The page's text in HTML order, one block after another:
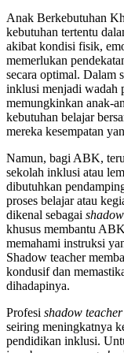
Anak Berkebutuhan
kebutuhan tertentu
akibat kondisi fisik,
memerlukan
secara optimal. Dalam
inklusi menjadi wadah
memungkinkan anak-
kebutuhan belajar
mereka kesempatan
Namun, bagi ABK,
sekolah inklusi atau
dibutuhkan
proses belajar atau
dikenal sebagai
khusus membantu
memahami instruksi
Shadow teacher
kondusif dan
dihadapinya.
Profesi shadow teacher
seiring meningkatnya
pendidikan inklusi.